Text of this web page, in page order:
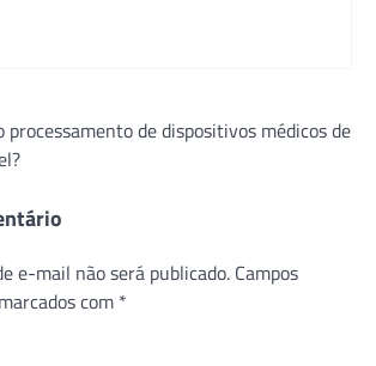
processamento de dispositivos médicos de
e-mail não será publicado. Campos
com *